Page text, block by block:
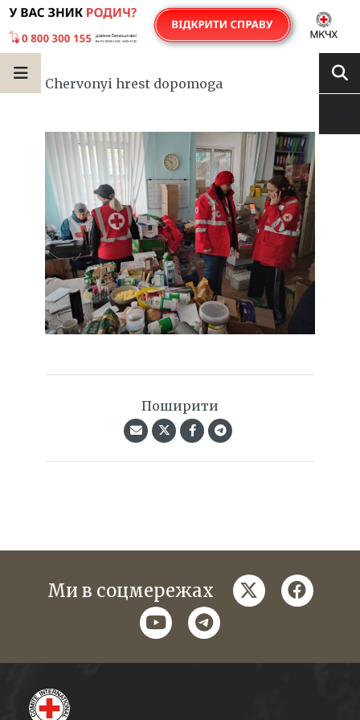
Chervonyi hrest dopomoga
Поширити
Ми в соцмережах twitter
youtubetelegram